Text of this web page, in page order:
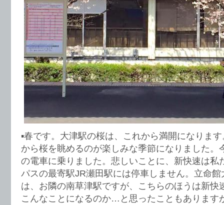
▪︎春です。大津駅の桜は、これから満開になりま
から桜を眺めるのが楽しみな季節になりました。
の電車に乗りました。悲しいことに、新快速は私
パスの最寄駅JR瀬田駅には停車しません。立命
は、お隣の南草津駅ですが、こちらのほうは新快
こんなことになるのか…と思ったこともあります